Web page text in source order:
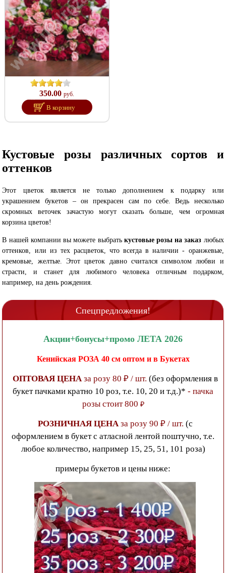
350.00 руб.
В корзину
Кустовые розы различных сортов и
оттенков
Этот цветок является не только дополнением к подарку или
украшением букетов – он прекрасен сам по себе. Ведь несколько
скромных веточек зачастую могут сказать больше, чем огромная
корзина цветов!
В нашей компании вы можете выбрать кустовые розы на заказ любых
оттенков, или из тех расцветок, что всегда в наличии - оранжевые,
кремовые, желтые. Этот цветок давно считался символом любви и
страсти, и станет для любимого человека отличным подарком,
например, на день рождения.
Спецпредложения!
Акции+бонусы+промо ЛЕТА 2026
Кенийская РОЗА 40 смоптом и в Букетах
ОПТОВАЯ ЦЕНА за розу 80 ₽ / шт. (без оформления в
букет пачками кратно 10 роз, т.е. 10, 20 и т.д.)* - пачка
розы стоит 800 ₽
РОЗНИЧНАЯ ЦЕНА за розу 90 ₽ / шт. (с
оформлением в букет с атласной лентой поштучно, т.е.
любое количество, например 15, 25, 51, 101 роза)
примеры букетов и цены ниже: